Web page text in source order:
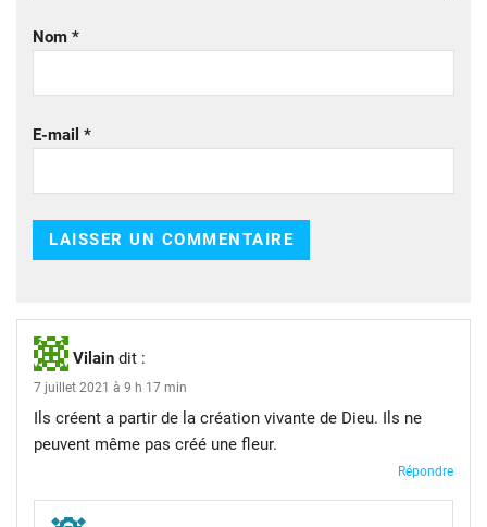
Nom *
E-mail *
Vilain dit :
7 juillet 2021 à 9 h 17 min
Ils créent a partir de la création vivante de Dieu. Ils ne
peuvent même pas créé une fleur.
Répondre